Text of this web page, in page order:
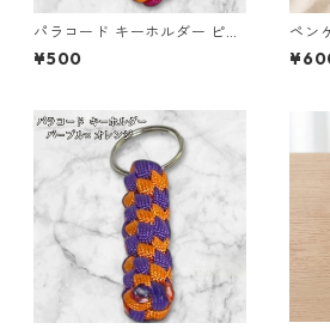
パラコード キーホルダー ピン
ク オレンジ 編み込み s17
¥500
ペン
箱 フ